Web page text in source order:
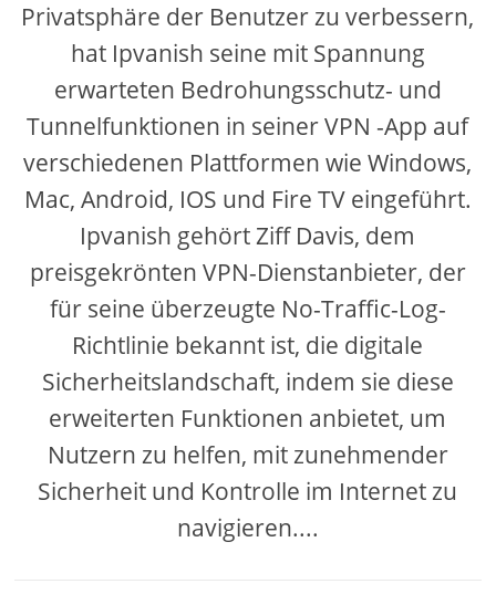
Privatsphäre der Benutzer zu verbessern,
hat Ipvanish seine mit Spannung
erwarteten Bedrohungsschutz- und
Tunnelfunktionen in seiner VPN -App auf
verschiedenen Plattformen wie Windows,
Mac, Android, IOS und Fire TV eingeführt.
Ipvanish gehört Ziff Davis, dem
preisgekrönten VPN-Dienstanbieter, der
für seine überzeugte No-Traffic-Log-
Richtlinie bekannt ist, die digitale
Sicherheitslandschaft, indem sie diese
erweiterten Funktionen anbietet, um
Nutzern zu helfen, mit zunehmender
Sicherheit und Kontrolle im Internet zu
navigieren....